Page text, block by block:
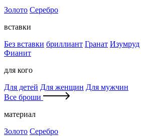
Золото Серебро
вставки
Без вставки бриллиант Гранат Изумруд
Фианит
для кого
Для детей Для женщин Для мужчин
Все броши
материал
Золото Серебро